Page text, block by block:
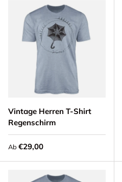
Vintage Herren T-Shirt
Regenschirm
Ab Normaler Preis
€29,00